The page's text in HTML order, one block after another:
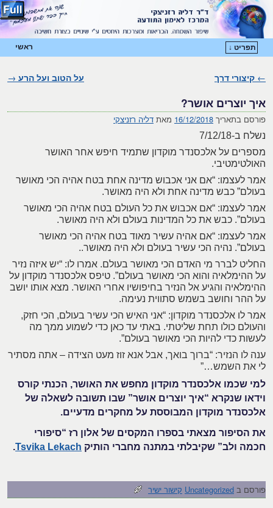
ראשי
תפריט ↓
ניווט בפוסטים
← קיצורי דרך על הטוב ועל הרע →
איך יוצרים אושר?
פורסם בתאריך 16/12/2018 מאת דליה רזניצקי
נשלח ב-7/12/18
מספרים על אלכסנדר מוקדון שתמיד חיפש אחר האושר
האולטימטיבי.
אמר לעצמו: “אם אני אכבוש מדינה אחת בטח אהיה הכי מאושר
בעולם” כבש מדינה אחת ולא היה מאושר.
אמר לעצמו: “אם אכבוש את כל העולם בטח אהיה הכי מאושר
בעולם”. כבש את כל המדינות בעולם ולא היה מאושר.
אמר לעצמו: “אם אהיה עשיר מאוד בטח אהיה הכי מאושר
בעולם”. נהיה הכי עשיר בעולם ולא היה מאושר..
החליט לברר מי האדם הכי מאושר בעולם. אמרו לו: “יש איזה נזיר
על ההימלאיה והוא הכי מאושר בעולם”. טיפס אלכסנדר מוקדון על
ההימלאיה והגיע אל הנזיר בחיפושיו אחרי האושר. מצא אותו יושב
על ההר וחושב בשמש סתווית נעימה.
אמר לו אלכסנדר מוקדון: “אני האיש הכי עשיר בעולם, הכי חזק,
והעולם כולו תחת שליטתי. באתי עד כאן כדי לשמוע ממך מה
לעשות כדי להיות הכי מאושר בעולם”.
ענה לו הנזיר: “ברוך בואך, אבל אנא זוז מעט הצידה – אתה מסתיר
לי את השמש…”
למי שכמו אלכסנדר מוקדון מחפש את האושר, הכנתי קורס
וידאו שנקרא “איך יוצרים אושר” שבו תשובה לשאלה של
אלכסנדר מוקדון המבוססת על מחקרים מדעיים.
את הסיפור מצאתי בספרו המקסים של אלון רז “סיפורי
חכמה ולב” שקיבלתי במתנה מחברי הותיק Tsvika Lekach
.
פורסם ב Uncategorized קישור ישיר